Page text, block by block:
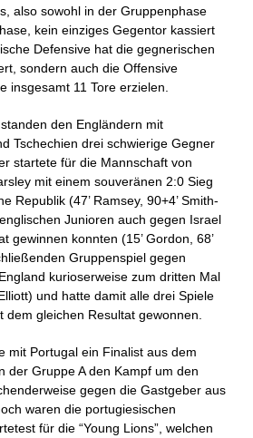
also sowohl in der Gruppenphase
kein einziges Gegentor kassiert
Defensive hat die gegnerischen
sondern auch die Offensive
insgesamt 11 Tore erzielen.
den Engländern mit
Tschechien drei schwierige Gegner
startete für die Mannschaft von
mit einem souveränen 2:0 Sieg
Republik (47’ Ramsey, 90+4’ Smith-
Junioren auch gegen Israel
gewinnen konnten (15’ Gordon, 68’
Gruppenspiel gegen
kurioserweise zum dritten Mal
und hatte damit alle drei Spiele
gleichen Resultat gewonnen.
mit Portugal ein Finalist aus dem
der Gruppe A den Kampf um den
gegen die Gastgeber aus
waren die portugiesischen
für die “Young Lions”, welchen